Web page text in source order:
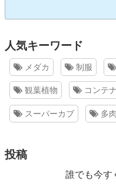
人気キーワード
メダカ 制服
観葉植物 コンテ
スーパーカブ 多
投稿
誰でも今す